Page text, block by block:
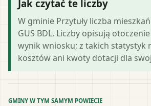
Jak czytać te liczby
W gminie Przytuły liczba
GUS BDL. Liczby opisują
wynik wniosku; z takich statystyk
kosztów ani kwoty dotacji dla
GMINY W TYM SAMYM POWIECIE